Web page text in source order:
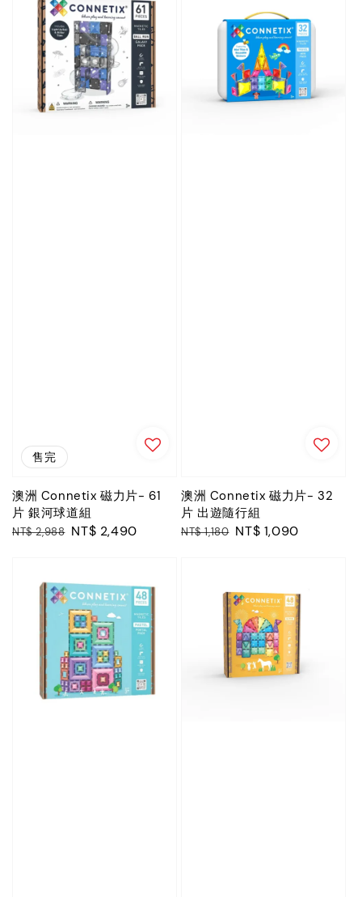
售完
澳洲 Connetix 磁力片- 61
片 銀河球道組
Regular
NT$ 2,988 Sale
NT$ 2,490
澳洲 Connetix 磁力片- 32
片 出遊隨行組
Regular
NT$ 1,180 Sale
NT$ 1,090